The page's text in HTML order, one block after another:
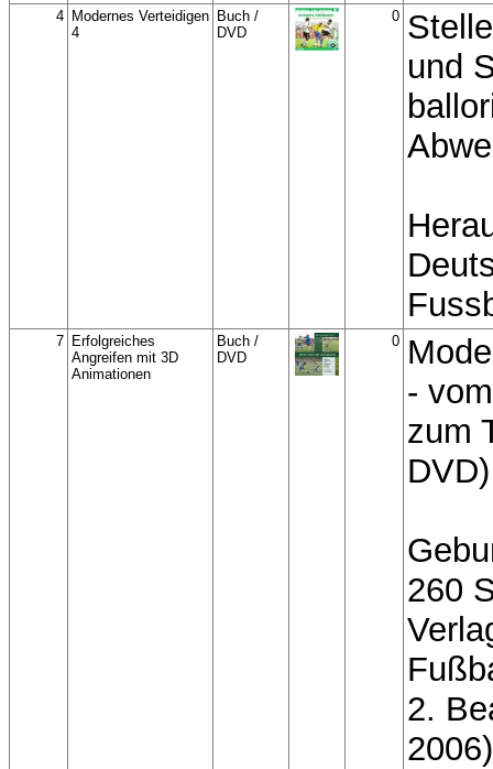
4 Modernes Verteidigen
4
Buch /
DVD
0
und
7 Erfolgreiches
Angreifen mit 3D
Animationen
Buch /
DVD
0
-
zum
DVD)
260
2.
2006)